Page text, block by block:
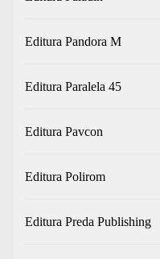
Editura Pandora M
Editura Paralela 45
Editura Pavcon
Editura Polirom
Editura Preda Publishing